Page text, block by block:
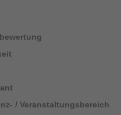
/ Veranstaltungsbereich